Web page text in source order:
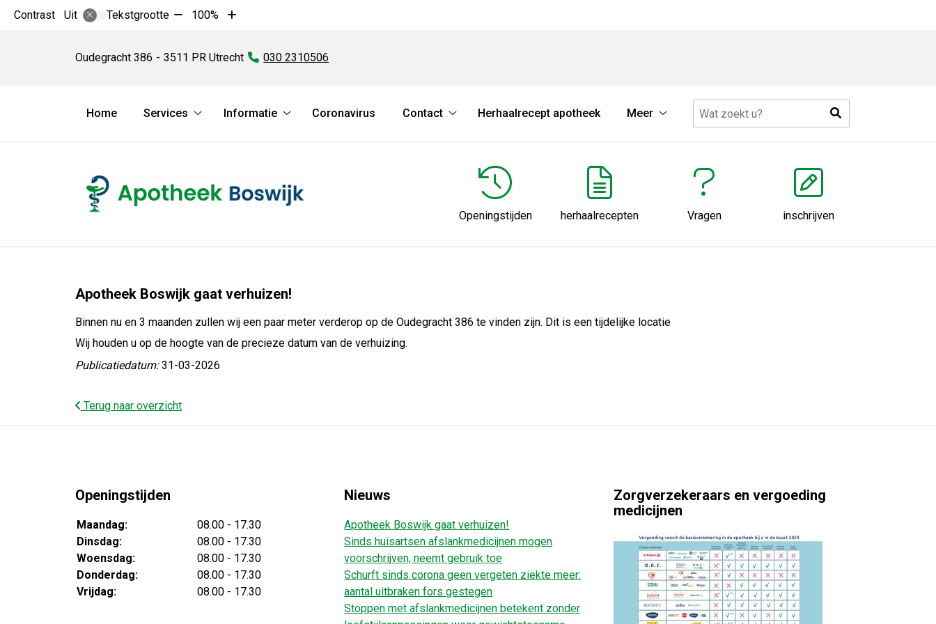
Contrast Uit Tekstgrootte Tekst
10%
100%
Tekst
10%
Oudegracht 386 3511 PR Utrecht Tel:
030 2310506
Hoofdmenu
Home
Services
submenu
Informatie
submenu
Coronavirus
Contact
submenu
Herhaalrecept apotheek
Meer
submenu
Zoeken
Openingstijden herhaalrecepten Vragen inschrijven
Apotheek Boswijk gaat verhuizen!
Binnen nu en 3 maanden zullen wij een paar meter verderop op de Oudegracht 386 te vinden zijn. Dit is een tijdelijke locatie
Wij houden u op de hoogte van de precieze datum van de verhuizing.
Publicatiedatum:31-03-2026
Terug naar overzicht
Openingstijden
Maandag:
08.00 - 17.30
Dinsdag:
08.00 - 17.30
Woensdag:
08.00 - 17.30
Donderdag:
08.00 - 17.30
Vrijdag:
08.00 - 17.30
Nieuws
Apotheek Boswijk gaat verhuizen!
Sinds huisartsen afslankmedicijnen mogen
voorschrijven, neemt gebruik toe
Schurft sinds corona geen vergeten ziekte meer:
aantal uitbraken fors gestegen
Stoppen met afslankmedicijnen betekent zonder
Zorgverzekeraars en vergoeding
medicijnen